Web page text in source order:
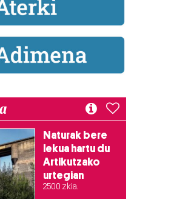
Naturak bere
lekua hartu du
Artikutzako
urtegian
2.500 zkia.